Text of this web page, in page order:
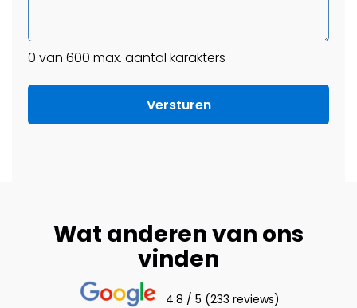
0 van 600 max. aantal karakters
Wat anderen van ons
vinden
4.8 / 5 (233 reviews)